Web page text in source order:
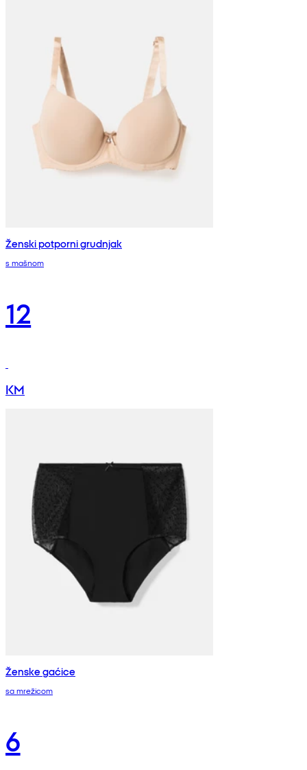
Ženski potporni grudnjak
s mašnom
12
KM
Ženske gaćice
sa mrežicom
6